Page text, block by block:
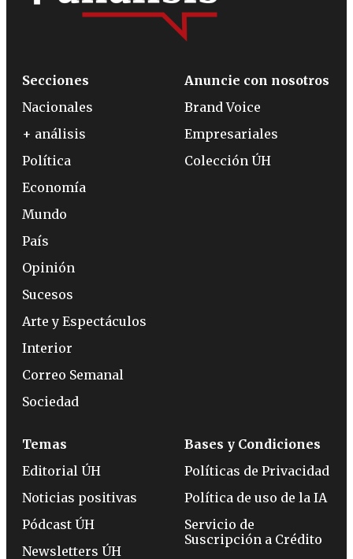
Secciones
Nacionales
+ análisis
Política
Economía
Mundo
País
Opinión
Sucesos
Arte y Espectáculos
Interior
Correo Semanal
Sociedad
Anuncie con nosotros
Brand Voice
Empresariales
Colección ÚH
Temas
Editorial ÚH
Noticias positivas
Pódcast ÚH
Newsletters ÚH
Bases y Condiciones
Políticas de Privacidad
Política de uso de la IA
Servicio de
Suscripción a Crédito